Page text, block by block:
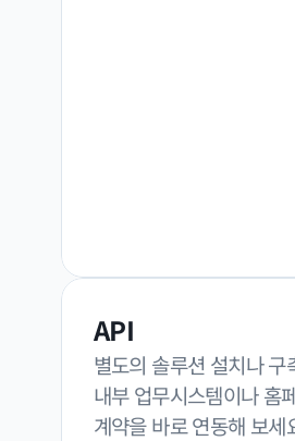
API
별도의 솔루션 설치나 구
내부 업무시스템이나 홈
계약을 바로 연동해 보세